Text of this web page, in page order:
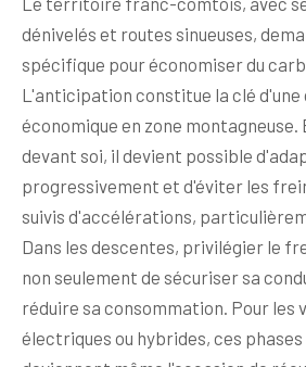
dénivelés et routes sinueuses,
spécifique pour économiser du
L'anticipation constitue la clé d'une
économique en zone montagneuse.
devant soi, il devient possible
progressivement et d'éviter les
suivis d'accélérations,
Dans les descentes, privilégier le
non seulement de sécuriser sa
réduire sa consommation. Pour les
électriques ou hybrides, ces